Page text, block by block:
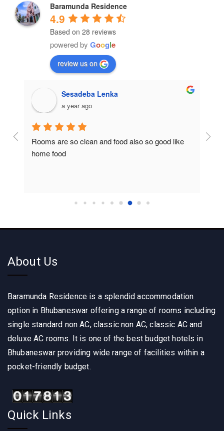
Baramunda Residence
4.9
Based on 28 reviews
powered by Google
review us on
Sesadeba Lenka
a year ago
Rooms are so clean and food also so good like
home food
So
About Us
Baramunda Residence is a splendid accommodation
option in Bhubaneswar offering a range of rooms including
single standard non AC, classic non AC, classic AC and
deluxe AC rooms. It is one of the best budget hotels in
Bhubaneswar providing wide range of facilities within a
pocket-friendly budget.
Quick Links